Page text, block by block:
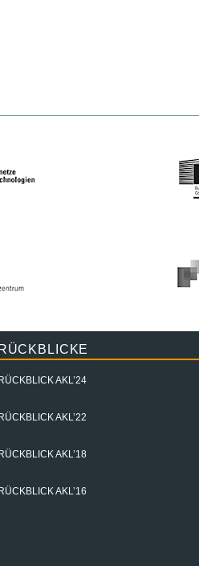
RÜCKBLICKE
AKL’24
AKL’22
AKL’18
AKL’16